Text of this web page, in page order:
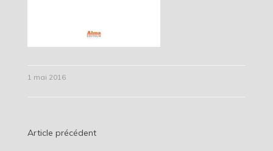
1 mai 2016
Navigation
Article précédent